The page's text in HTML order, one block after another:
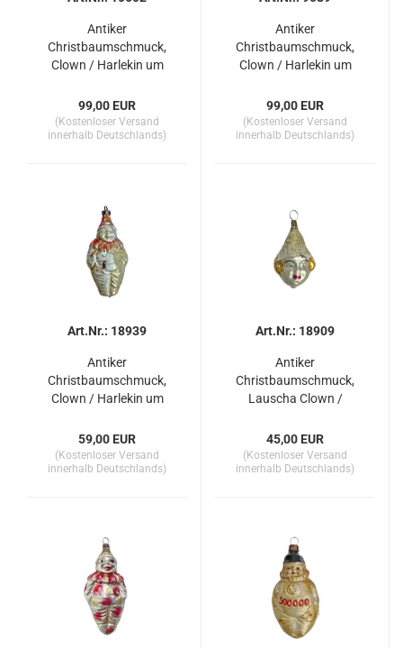
Antiker
Christbaumschmuck,
Clown / Harlekin um
99,00 EUR
(Kostenloser Versand
innerhalb Deutschlands)
Antiker
Christbaumschmuck,
Clown / Harlekin um
99,00 EUR
(Kostenloser Versand
innerhalb Deutschlands)
Art.Nr.: 18939
Antiker
Christbaumschmuck,
Clown / Harlekin um
59,00 EUR
(Kostenloser Versand
innerhalb Deutschlands)
Art.Nr.: 18909
Antiker
Christbaumschmuck,
Lauscha Clown /
45,00 EUR
(Kostenloser Versand
innerhalb Deutschlands)